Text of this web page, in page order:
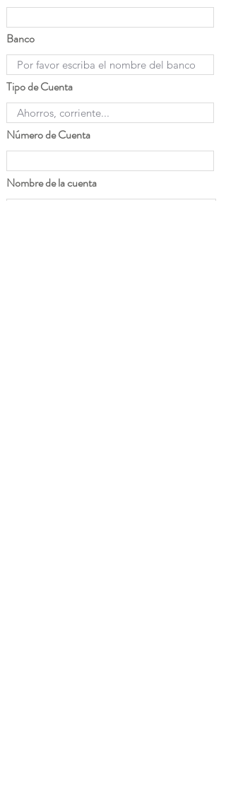
Banco
Tipo de Cuenta
Número de Cuenta
Nombre de la cuenta